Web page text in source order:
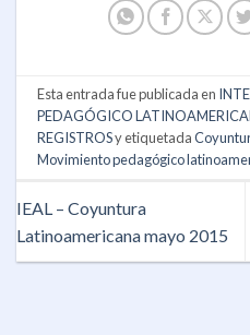
Esta entrada fue publicada en
PEDAGÓGICO
REGISTROSy etiquetada
Movimiento pedagógico
IEAL – Coyuntura
Latinoamericana mayo 2015